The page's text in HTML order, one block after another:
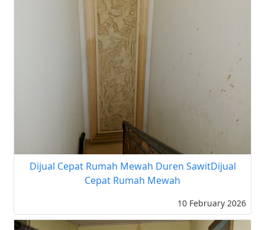
Dijual Cepat Rumah Mewah Duren SawitDijual
Cepat Rumah Mewah
10 February 2026